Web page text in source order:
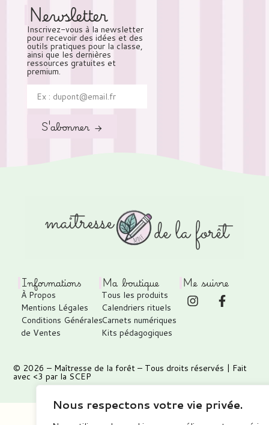
Nous respectons votre vie privée.
Newsletter
Inscrivez-vous à la newsletter
pour recevoir des idées et des
outils pratiques pour la classe,
ainsi que les dernières
ressources gratuites et
premium.
S'abonner →
Informations
À Propos
Mentions Légales
Conditions Générales
de Ventes
Ma boutique
Tous les produits
Calendriers rituels
Carnets numériques
Kits pédagogiques
Me suivre
© 2026 – Maîtresse de la forêt – Tous droits réservés | Fait
avec <3 par la SCEP